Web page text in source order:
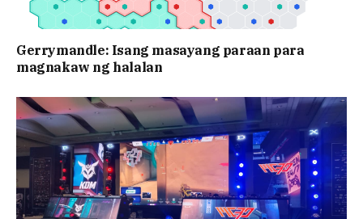
Gerrymandle: Isang masayang paraan para
magnakaw ng halalan